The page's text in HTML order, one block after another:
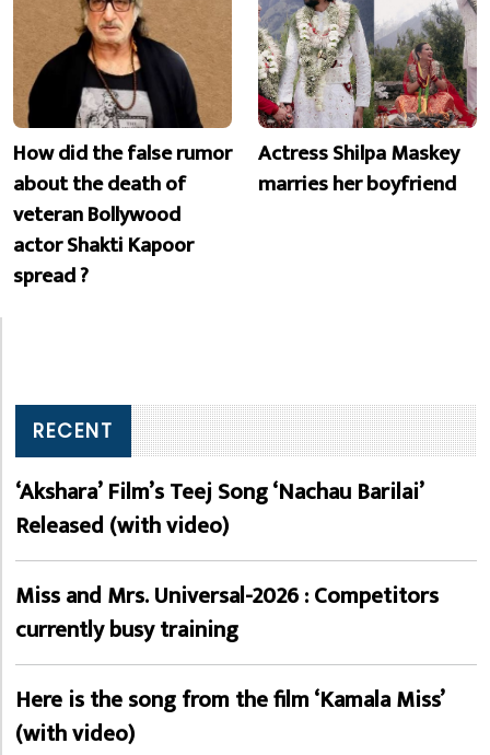
How did the false rumor
about the death of
veteran Bollywood
actor Shakti Kapoor
spread ?
Actress Shilpa Maskey
marries her boyfriend
RECENT
‘Akshara’ Film’s Teej Song ‘Nachau Barilai’
Released (with video)
Miss and Mrs. Universal-2026 : Competitors
currently busy training
Here is the song from the film ‘Kamala Miss’
(with video)